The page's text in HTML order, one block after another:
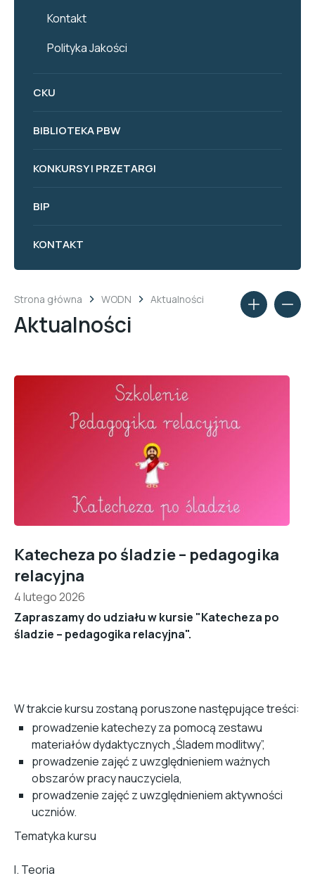
Kontakt
Polityka Jakości
CKU
BIBLIOTEKA PBW
KONKURSY I PRZETARGI
BIP
KONTAKT
Strona główna WODN Aktualności
Aktualności
Katecheza po śladzie – pedagogika
relacyjna
4 lutego 2026
Zapraszamy do udziału w kursie "Katecheza po
śladzie – pedagogika relacyjna".
W trakcie kursu zostaną poruszone następujące treści:
prowadzenie katechezy za pomocą zestawu
materiałów dydaktycznych „Śladem modlitwy”,
prowadzenie zajęć z uwzględnieniem ważnych
obszarów pracy nauczyciela,
prowadzenie zajęć z uwzględnieniem aktywności
uczniów.
Tematyka kursu
I. Teoria